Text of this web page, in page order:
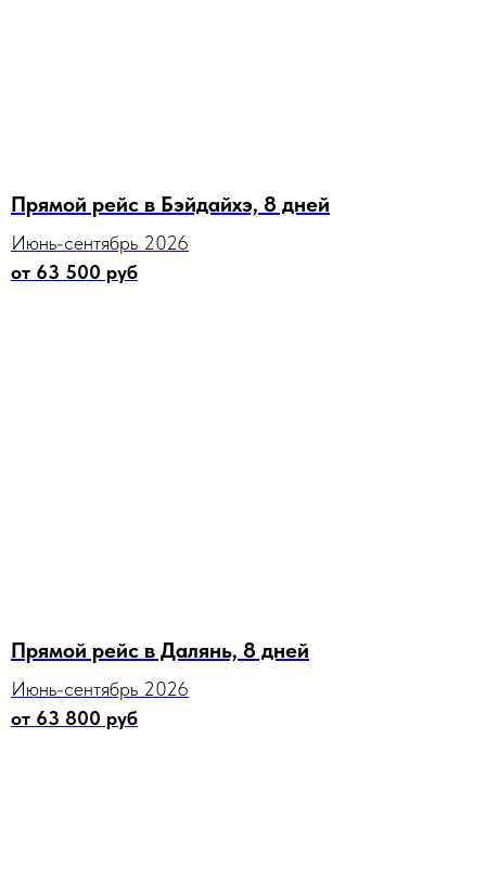
Прямой рейс в Бэйдайхэ, 8 дней
Июнь-сентябрь 2026
от 63 500 руб
Прямой рейс в Далянь, 8 дней
Июнь-сентябрь 2026
от 63 800 руб